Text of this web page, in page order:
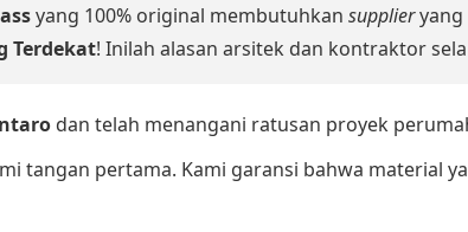
yang 100% original membutuhkan supplieryang
Terdekat! Inilah alasan arsitek dan kontraktor
dan telah menangani ratusan proyek
tangan pertama. Kami garansi bahwa material